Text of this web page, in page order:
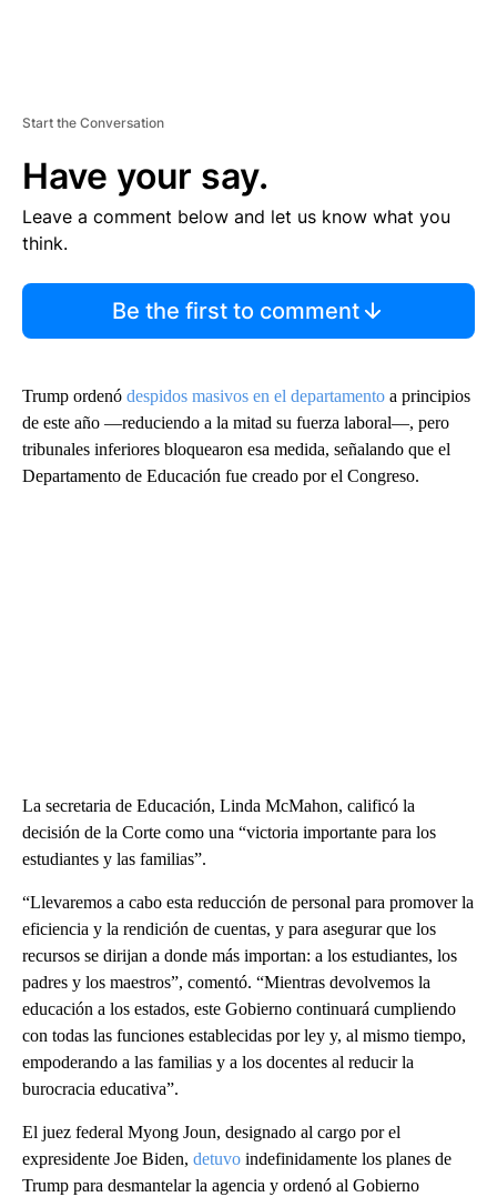
Start the Conversation
Have your say.
Leave a comment below and let us know what you
think.
Be the first to comment
Trump ordenó despidos masivos en el departamento a principios
de este año —reduciendo a la mitad su fuerza laboral—, pero
tribunales inferiores bloquearon esa medida, señalando que el
Departamento de Educación fue creado por el Congreso.
La secretaria de Educación, Linda McMahon, calificó la
decisión de la Corte como una “victoria importante para los
estudiantes y las familias”.
“Llevaremos a cabo esta reducción de personal para promover la
eficiencia y la rendición de cuentas, y para asegurar que los
recursos se dirijan a donde más importan: a los estudiantes, los
padres y los maestros”, comentó. “Mientras devolvemos la
educación a los estados, este Gobierno continuará cumpliendo
con todas las funciones establecidas por ley y, al mismo tiempo,
empoderando a las familias y a los docentes al reducir la
burocracia educativa”.
El juez federal Myong Joun, designado al cargo por el
expresidente Joe Biden, detuvo indefinidamente los planes de
Trump para desmantelar la agencia y ordenó al Gobierno